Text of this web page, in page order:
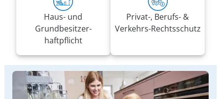
Haus- und
Grundbesitzer­
haftpflicht
Privat-, Berufs- &
Verkehrs-Rechtsschutz